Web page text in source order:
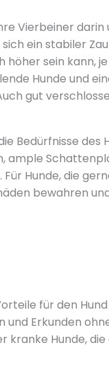
Vierbeiner
ein stabiler
sein kann,
Hunde und
gut
Bedürfnisse des
ample
Hunde, die
bewahren
für den Hund
Erkunden
Hunde,